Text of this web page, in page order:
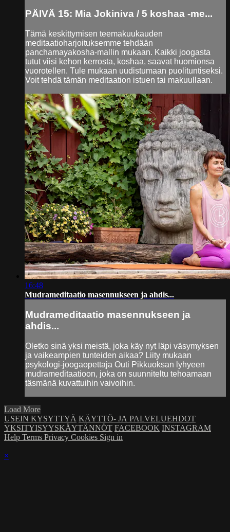
PÄIVÄ 15: Mia Jokiniva / 5 koshaa -me...
Tämä keskittymisen teemakuukauden
meditaatioharjoituksemme tehdään
panchamayakosha-mallin mukaan. Kaikki joogasta
tutut viisi kehon kerrosta, koshaa, saavat huomionsa
vuorotellen. Tule mukaan uudistumaan puolituntiseksi.
Voit tehdä tämän meditaation istuen tai makuullaan.
16:48
Mudrameditaatio masennukseen ja ahdis...
Mudrameditaatio masennukseen ja
ahdis...
Oletko sinä yksi meistä, joka käy nyt läpi väsymyksen
ja vaikeampien tunteiden aikaa? Liity mukaan
psykologi-joogaopettaja Outi Pikkuoksan lyhyeen
mudrameditaatioon, joka on suunniteltu tehoamaan
täsmänä kuvattuihin vaivoihin.
Load More
USEIN KYSYTTYÄ KÄYTTÖ- JA PALVELUEHDOT
YKSITYISYYSKÄYTÄNNÖT FACEBOOK INSTAGRAM
Help Terms Privacy Cookies Sign in
×